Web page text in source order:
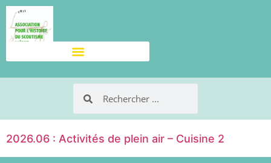
2026.06 : Activités de plein air – Cuisine 2